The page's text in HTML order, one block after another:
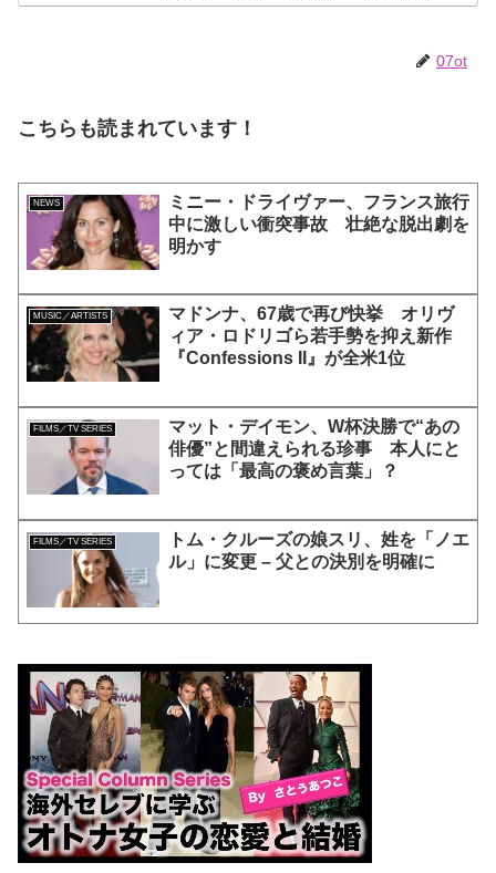
演、そして緻密すぎる演技力！ こ
07ot
こちらも読まれています！
NEWS
ミニー・ドライヴァー、フランス旅行
中に激しい衝突事故 壮絶な脱出劇を
明かす
MUSIC／ARTISTS
マドンナ、67歳で再び快挙 オリヴ
ィア・ロドリゴら若手勢を抑え新作
『Confessions II』が全米1位
FILMS／TV SERIES
マット・デイモン、W杯決勝で“あの
俳優”と間違えられる珍事 本人にと
っては「最高の褒め言葉」？
FILMS／TV SERIES
トム・クルーズの娘スリ、姓を「ノエ
ル」に変更 – 父との決別を明確に